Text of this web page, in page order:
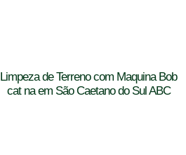
Limpeza de Terreno com Maquina Bob
cat na em São Caetano do Sul ABC